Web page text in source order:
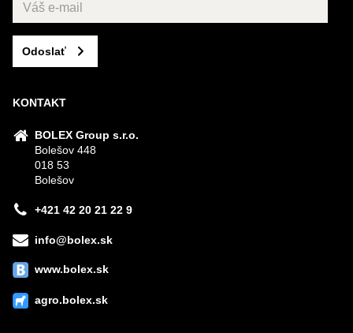
Odoslať
KONTAKT
BOLEX Group s.r.o.
Bolešov 448
018 53
Bolešov
+421 42 20 21 22 9
info@bolex.sk
www.bolex.sk
agro.bolex.sk